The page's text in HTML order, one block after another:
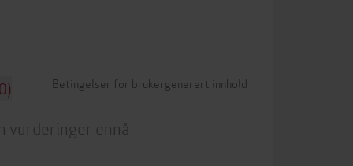
Betingelser for brukergenerert innhold
vurderinger ennå